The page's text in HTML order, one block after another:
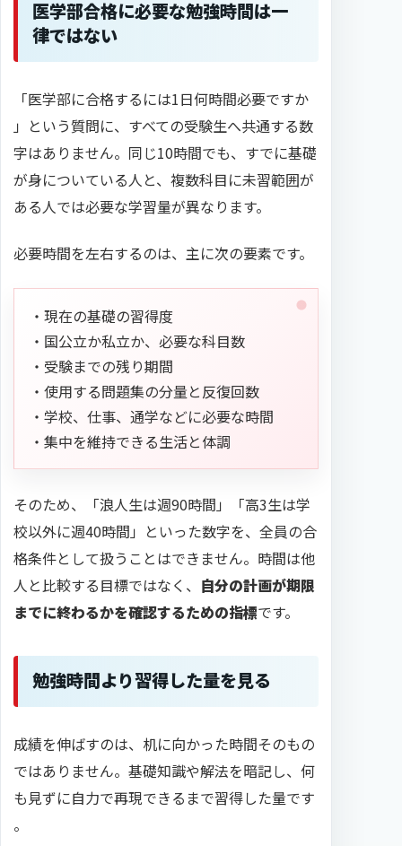
医学部合格に必要な勉強時間は一
律ではない
「医学部に合格するには1日何時間必要ですか
」という質問に、すべての受験生へ共通する数
字はありません。同じ10時間でも、すでに基礎
が身についている人と、複数科目に未習範囲が
ある人では必要な学習量が異なります。
必要時間を左右するのは、主に次の要素です。
・現在の基礎の習得度
・国公立か私立か、必要な科目数
・受験までの残り期間
・使用する問題集の分量と反復回数
・学校、仕事、通学などに必要な時間
・集中を維持できる生活と体調
そのため、「浪人生は週90時間」「高3生は学
校以外に週40時間」といった数字を、全員の合
格条件として扱うことはできません。時間は他
人と比較する目標ではなく、 自分の計画が期限
までに終わるかを確認するための指標です。
勉強時間より習得した量を見る
成績を伸ばすのは、机に向かった時間そのもの
ではありません。基礎知識や解法を暗記し、何
も見ずに自力で再現できるまで習得した量です
。